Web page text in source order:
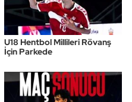
U18 Hentbol Millileri Rövanş
İçin Parkede